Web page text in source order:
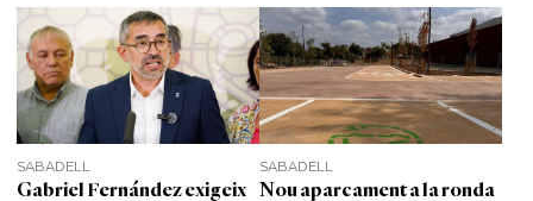
SABADELL
Gabriel Fernández exigeix
SABADELL
Nou aparcament a la ronda